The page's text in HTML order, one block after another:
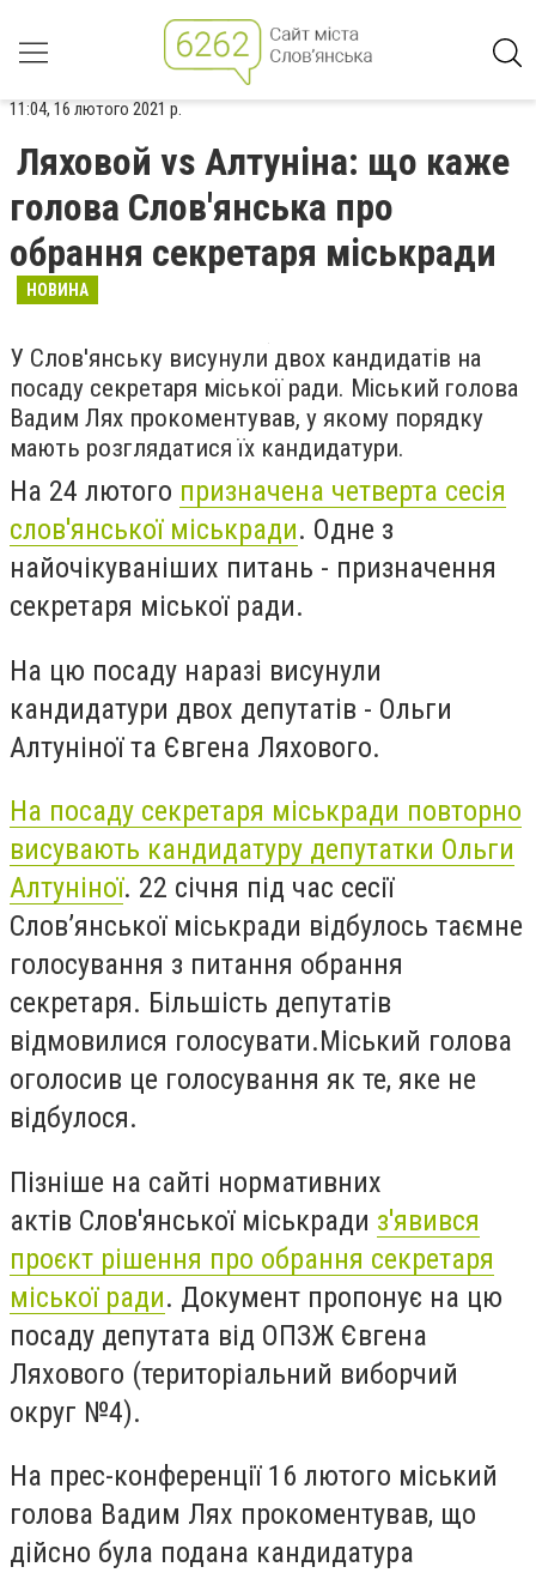
11:04, 16 лютого 2021 р.
Ляховой vs Алтуніна: що каже
голова Слов'янська про
обрання секретаря міськради
НОВИНА
У Слов'янську висунули двох кандидатів на
посаду секретаря міської ради. Міський голова
Вадим Лях прокоментував, у якому порядку
мають розглядатися їх кандидатури.
На 24 лютого призначена четверта сесія
слов'янської міськради. Одне з
найочікуваніших питань - призначення
секретаря міської ради.
На цю посаду наразі висунули
кандидатури двох депутатів - Ольги
Алтуніної та Євгена Ляхового.
На посаду секретаря міськради повторно
висувають кандидатуру депутатки Ольги
Алтуніної. 22 січня під час сесії
Слов’янської міськради відбулось таємне
голосування з питання обрання
секретаря. Більшість депутатів
відмовилися голосувати.Міський голова
оголосив це голосування як те, яке не
відбулося.
Пізніше на сайті нормативних
актів Слов'янської міськради з'явився
проєкт рішення про обрання секретаря
міської ради. Документ пропонує на цю
посаду депутата від ОПЗЖ Євгена
Ляхового (територіальний виборчий
округ №4).
На прес-конференції 16 лютого міський
голова Вадим Лях прокоментував, що
дійсно була подана кандидатура